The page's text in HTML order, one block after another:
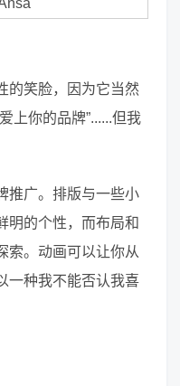
的笑脸，因为它当然
上你的品牌”......但我
推广。排版与一些小
明的个性，而布局和
索。动画可以让你从
一种我不能否认我喜